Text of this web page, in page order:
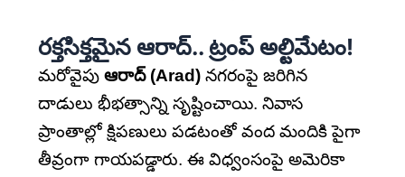
రక్తసిక్తమైన ఆరాద్.. ట్రంప్ అల్టిమేటం!
మరోవైపుఆరాద్ (Arad) నగరంపై జరిగిన
దాడులు భీభత్సాన్ని సృష్టించాయి. నివాస
ప్రాంతాల్లో క్షిపణులు పడటంతో వంద మందికి పైగా
తీవ్రంగా గాయపడ్డారు. ఈ విధ్వంసంపై అమెరికా